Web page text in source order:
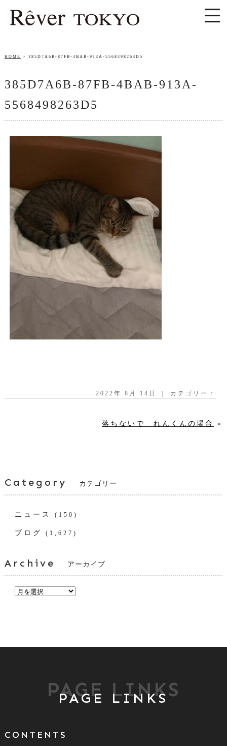
HOME 385D7A6B-87FB-4BAB-913A-5568498263D5
385D7A6B-87FB-4BAB-913A-
5568498263D5
2022年 8月 14日 ｜ カテゴリー：
落ちないで れんくんの場合 »
Category カテゴリー
ニュース (150)
ブログ (1,627)
Archive アーカイブ
PAGE LINKS
PAGE LINKS
CONTENTS